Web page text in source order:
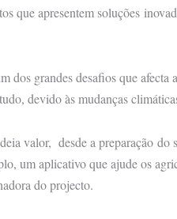
que apresentem soluções
dos grandes desafios que
devido às mudanças
valor, desde a preparação
um aplicativo que ajude os
do projecto.